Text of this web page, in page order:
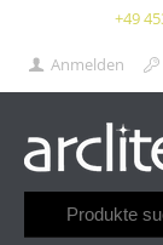
+49
Anmelden